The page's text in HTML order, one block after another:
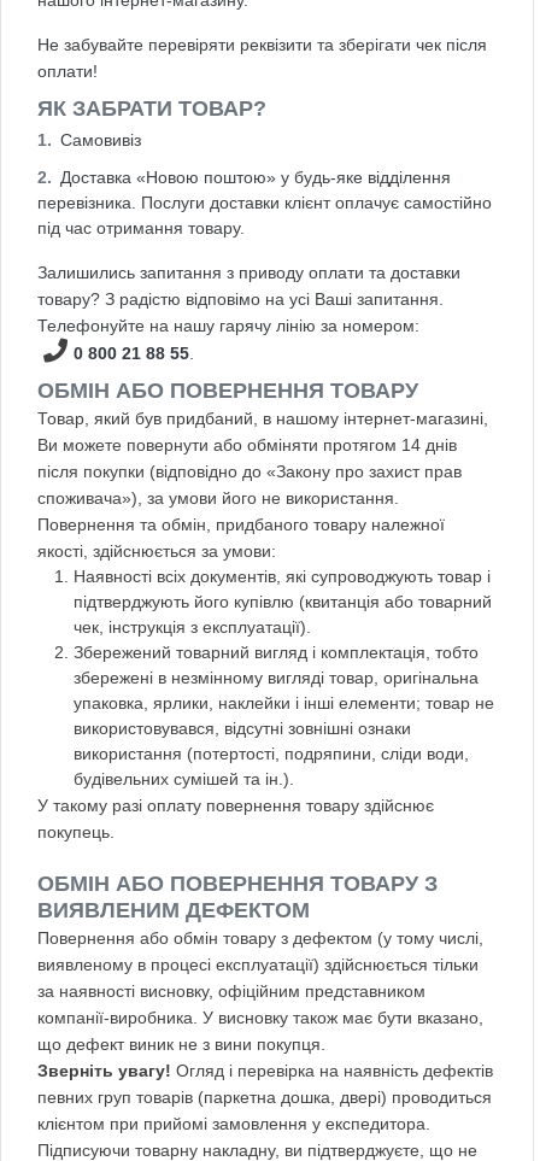
Не забувайте перевіряти реквізити та зберігати чек після
оплати!
ЯК ЗАБРАТИ ТОВАР?
Самовивіз
Доставка «Новою поштою» у будь-яке відділення
перевізника. Послуги доставки клієнт оплачує самостійно
під час отримання товару.
Залишились запитання з приводу оплати та доставки
товару? З радістю відповімо на усі Ваші запитання.
Телефонуйте на нашу гарячу лінію за номером:
0 800 21 88 55
ОБМІН АБО ПОВЕРНЕННЯ ТОВАРУ
Товар, який був придбаний, в нашому інтернет-магазині,
Ви можете повернути або обміняти протягом 14 днів
після покупки (відповідно до «Закону про захист прав
споживача»), за умови його не використання.
Повернення та обмін, придбаного товару належної
якості, здійснюється за умови:
Наявності всіх документів, які супроводжують товар і
підтверджують його купівлю (квитанція або товарний
чек, інструкція з експлуатації).
Збережений товарний вигляд і комплектація, тобто
збережені в незмінному вигляді товар, оригінальна
упаковка, ярлики, наклейки і інші елементи; товар не
використовувався, відсутні зовнішні ознаки
використання (потертості, подряпини, сліди води,
будівельних сумішей та ін.).
У такому разі оплату повернення товару здійснює
покупець.
ОБМІН АБО ПОВЕРНЕННЯ ТОВАРУ З
ВИЯВЛЕНИМ ДЕФЕКТОМ
Повернення або обмін товару з дефектом (у тому числі,
виявленому в процесі експлуатації) здійснюється тільки
за наявності висновку, офіційним представником
компанії-виробника. У висновку також має бути вказано,
що дефект виник не з вини покупця.
Зверніть увагу! Огляд і перевірка на наявність дефектів
певних груп товарів (паркетна дошка, двері) проводиться
клієнтом при прийомі замовлення у експедитора.
Підписуючи товарну накладну, ви підтверджуєте, що не